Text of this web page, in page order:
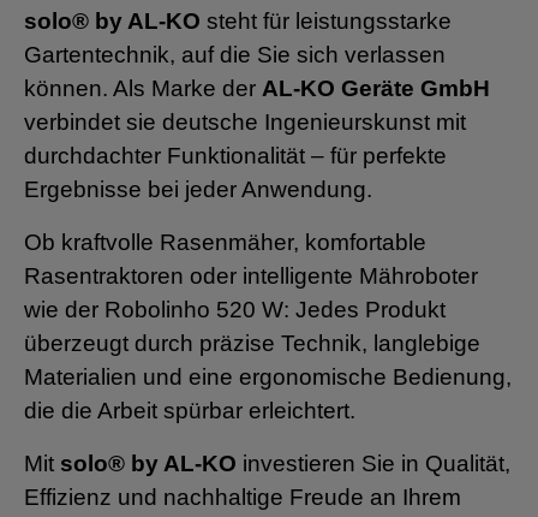
solo® by AL-KO steht für leistungsstarke
Gartentechnik, auf die Sie sich verlassen
können. Als Marke der AL-KO Geräte GmbH
verbindet sie deutsche Ingenieurskunst mit
durchdachter Funktionalität – für perfekte
Ergebnisse bei jeder Anwendung.
Ob kraftvolle Rasenmäher, komfortable
Rasentraktoren oder intelligente Mähroboter
wie der Robolinho 520 W: Jedes Produkt
überzeugt durch präzise Technik, langlebige
Materialien und eine ergonomische Bedienung,
die die Arbeit spürbar erleichtert.
Mit solo® by AL-KO investieren Sie in Qualität,
Effizienz und nachhaltige Freude an Ihrem